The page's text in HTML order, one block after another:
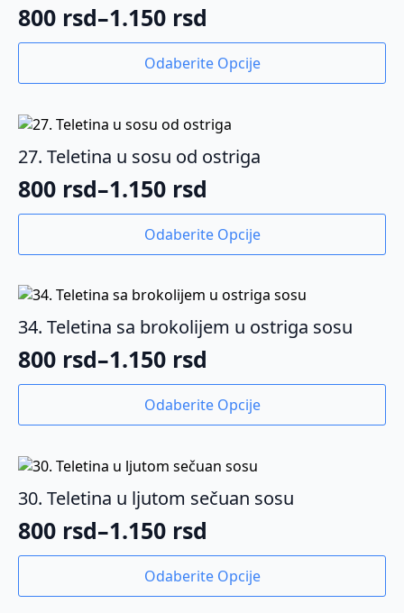
800 rsd–1.150 rsd
Raspon
od
800 rsd
do
1.150 rsd
Odaberite Opcije
Ovaj
više
varijanti.
Opcije
biti
izabrane
stranici
27. Teletina u sosu od ostriga
800 rsd–1.150 rsd
Raspon
od
800 rsd
do
1.150 rsd
Odaberite Opcije
Ovaj
ima
više
varijanti.
Opcije
biti
izabrane
stranici
34. Teletina sa brokolijem u ostriga sosu
800 rsd–1.150 rsd
Raspon
od
800 rsd
do
1.150 rsd
Odaberite Opcije
Ovaj
više
varijanti.
Opcije
biti
izabrane
stranici
30. Teletina u ljutom sečuan sosu
800 rsd–1.150 rsd
Raspon
od
Odaberite Opcije
Ovaj